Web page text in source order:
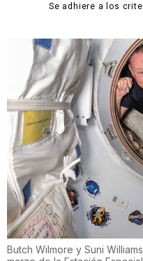
Se adhiere a los
Butch Wilmore y Suni